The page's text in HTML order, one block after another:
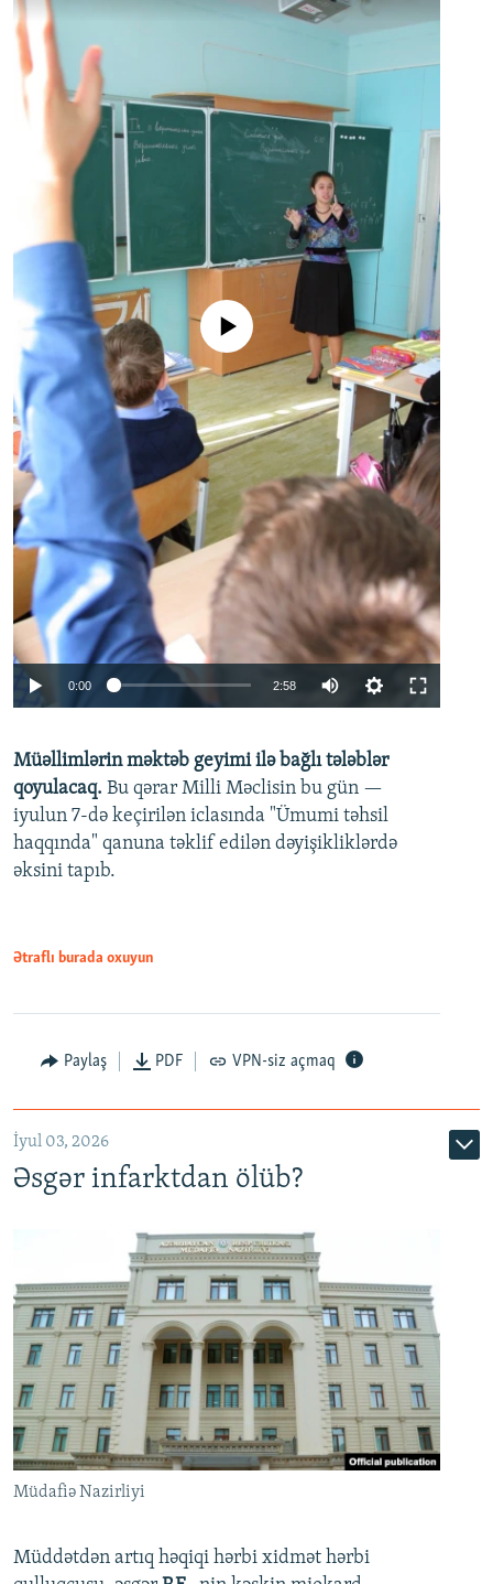
Auto 240p 360p 480p
720p 1080p
No media source currently available
0:00 2:58
360p
480p
720p
Müəllimlərin məktəb geyimi ilə bağlı tələblər
qoyulacaq. Bu qərar Milli Məclisin bu gün —
iyulun 7-də keçirilən iclasında "Ümumi təhsil
haqqında" qanuna təklif edilən dəyişikliklərdə
əksini tapıb.
Ətraflı burada oxuyun
Paylaş PDF VPN-siz açmaq
İyul 03, 2026
Əsgər infarktdan ölüb?
Müdafiə Nazirliyi
Müddətdən artıq həqiqi hərbi xidmət hərbi